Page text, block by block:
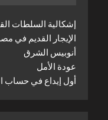
إشكالية السلطات
الإيجار القديم في
أنوبيس الشرق
عودة الأمل
أول إيداع في حساب